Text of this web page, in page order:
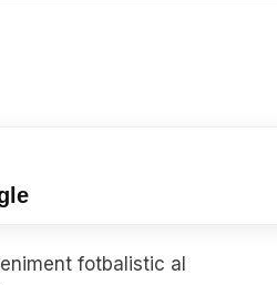
fotbalistic al